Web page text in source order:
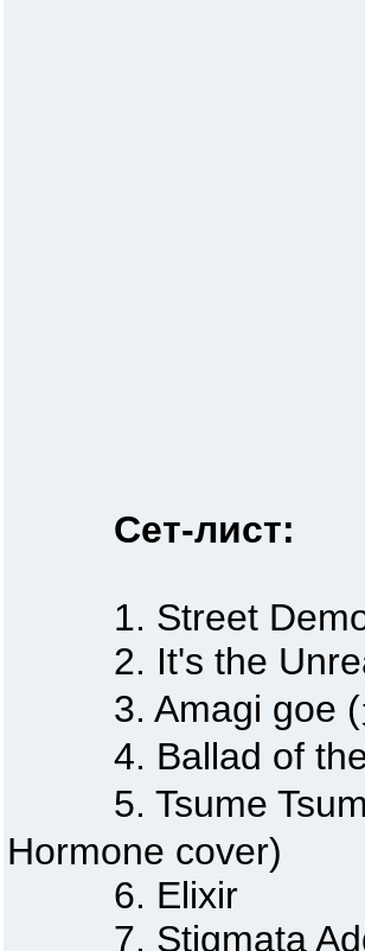
Сет-лист:
1. Street
2. It's the
3. Amagi goe (天
4. Ballad of the
5. Tsume Tsume
Hormone cover)
6. Elixir
7. Stigmata